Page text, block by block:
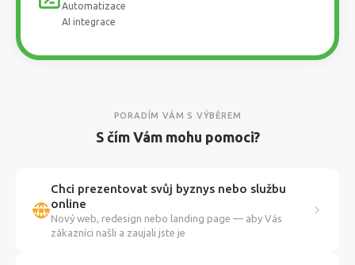
Automatizace
AI integrace
PORADÍM VÁM S VÝBĚREM
S čím Vám mohu pomoci?
Chci prezentovat svůj byznys nebo službu
online
Nový web, redesign nebo landing page — aby Vás
zákazníci našli a zaujali jste je